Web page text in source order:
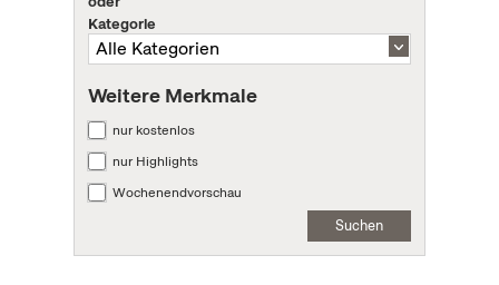
Kategorie
Weitere Merkmale
nur kostenlos
nur Highlights
Wochenendvorschau
Suchen